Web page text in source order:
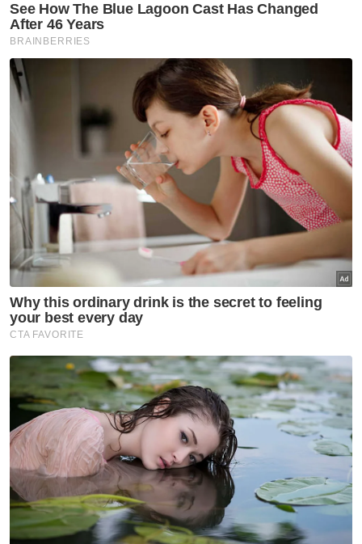
untuk anak-anak mereka. Saya gembira
dapat bantu mereka dan mahu kekalkan
harga 50 sen itu.
Berita Telus & Tulus menerusi E-Mel setiap
hari!
"Saya percaya jika ikhlas bantu rezeki akan
juga menyokong usaha yang dilakukan ini,"
katanya.
Nordin yang merupakan bekas pemandu
treler berkata setakat ini, dia mampu menjual
antara 400 hingga 600 cucuk sate setiap hari
selain turut menerima tempahan daripada
pelanggan.